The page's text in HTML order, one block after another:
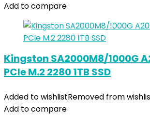
Add to compare
Kingston SA2000M8/1000G
PCIe M.2 2280 1TB SSD
Added to wishlistRemoved from
Add to compare